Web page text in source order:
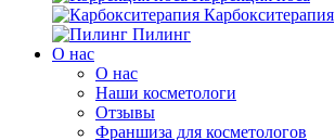
Карбокситерапия
Пилинг
O нас
O нас
Наши косметологи
Отзывы
Франшиза для косметологов